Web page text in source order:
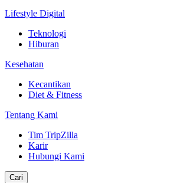
Lifestyle Digital
Teknologi
Hiburan
Kesehatan
Kecantikan
Diet & Fitness
Tentang Kami
Tim TripZilla
Karir
Hubungi Kami
Cari